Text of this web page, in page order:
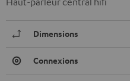
Dimensions
Connexions